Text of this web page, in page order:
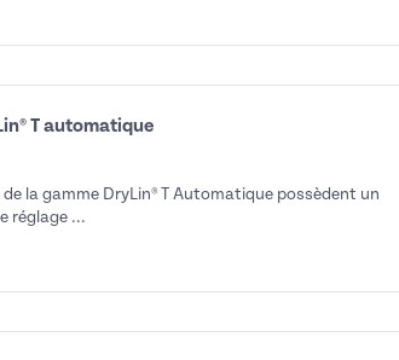
T automatique
la gamme DryLin® T Automatique possèdent un
réglage ...